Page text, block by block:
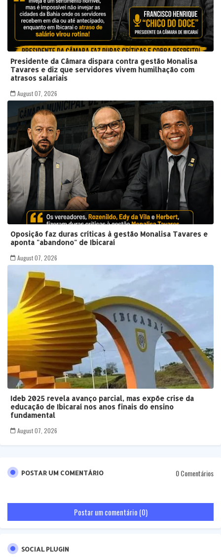
Presidente da Câmara dispara contra gestão Monalisa
Tavares e diz que servidores vivem humilhação com
atrasos salariais
August 07, 2026
Oposição faz duras críticas à gestão Monalisa Tavares e
aponta "abandono" de Ibicaraí
August 07, 2026
Ideb 2025 revela avanço parcial, mas expõe crise da
educação de Ibicaraí nos anos finais do ensino
fundamental
August 07, 2026
POSTAR UM COMENTÁRIO 0 Comentários
Postar um comentário (0)
SOCIAL PLUGIN